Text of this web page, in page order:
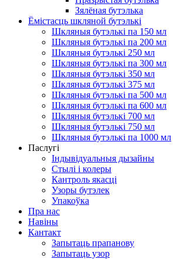
Зялёная бутэлька
Ёмістасць шкляной бутэлькі
Шкляныя бутэлькі па 150 мл
Шкляныя бутэлькі па 200 мл
Шкляныя бутэлькі 250 мл
Шкляныя бутэлькі па 300 мл
Шкляныя бутэлькі 350 мл
Шкляныя бутэлькі 375 мл
Шкляныя бутэлькі па 500 мл
Шкляныя бутэлькі па 600 мл
Шкляныя бутэлькі 700 мл
Шкляныя бутэлькі 750 мл
Шкляныя бутэлькі па 1000 мл
Паслугі
Індывідуальныя дызайны
Стылі і колеры
Кантроль якасці
Узоры бутэлек
Упакоўка
Пра нас
Навіны
Кантакт
Запытаць прапанову
Запытаць узор